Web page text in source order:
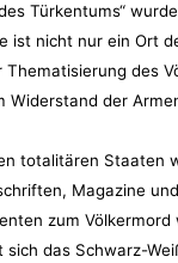
Türkentums“
ist nicht nur ein Ort
des
der
totalitären
Magazine
zum
das Schwarz-